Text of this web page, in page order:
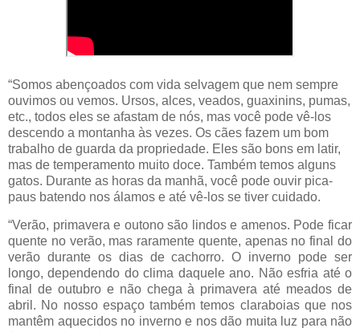
“Somos abençoados com vida selvagem que nem sempre
ouvimos ou vemos. Ursos, alces, veados, guaxinins, pumas,
etc., todos eles se afastam de nós, mas você pode vê-los
descendo a montanha às vezes. Os cães fazem um bom
trabalho de guarda da propriedade. Eles são bons em latir,
mas de temperamento muito doce. Também temos alguns
gatos. Durante as horas da manhã, você pode ouvir pica-
paus batendo nos álamos e até vê-los se tiver cuidado.
“Verão, primavera e outono são lindos e amenos. Pode ficar
quente no verão, mas raramente quente, apenas no final do
verão durante os dias de cachorro. O inverno pode ser
longo, dependendo do clima daquele ano. Não esfria até o
final de outubro e não chega à primavera até meados de
abril. No nosso espaço também temos claraboias que nos
mantêm aquecidos no inverno e nos dão muita luz para não